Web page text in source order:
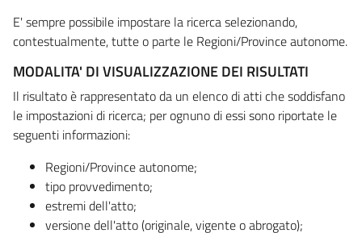
E' sempre possibile impostare la ricerca selezionando,
contestualmente, tutte o parte le Regioni/Province autonome.
MODALITA' DI VISUALIZZAZIONE DEI RISULTATI
Il risultato è rappresentato da un elenco di atti che soddisfano
le impostazioni di ricerca; per ognuno di essi sono riportate le
seguenti informazioni:
Regioni/Province autonome;
tipo provvedimento;
estremi dell'atto;
versione dell'atto (originale, vigente o abrogato);